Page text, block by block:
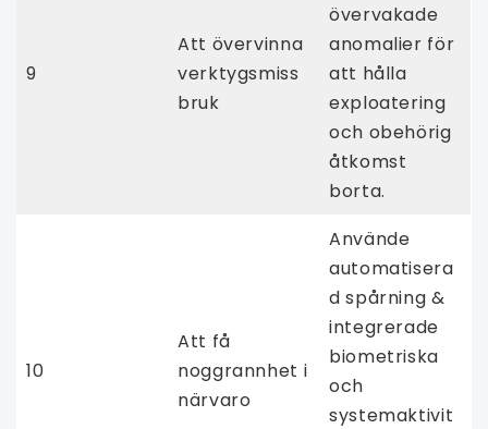
9
Att övervinna
verktygsmiss
bruk
övervakade
anomalier för
att hålla
exploatering
och obehörig
åtkomst
borta.
10
Att få
noggrannhet i
närvaro
Använde
automatisera
d spårning &
integrerade
biometriska
och
systemaktivit